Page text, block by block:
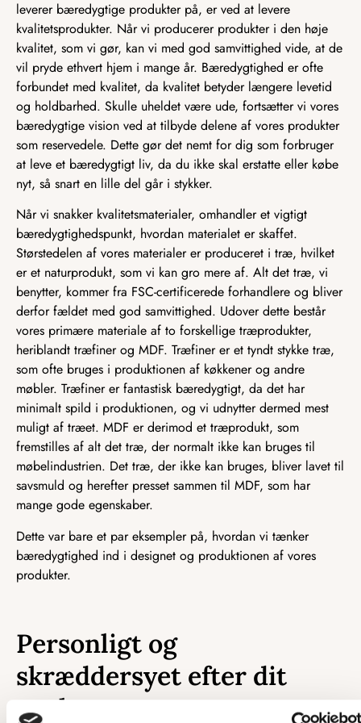
leverer bæredygtige produkter på, er ved at levere
kvalitetsprodukter. Når vi producerer produkter i den høje
kvalitet, som vi gør, kan vi med god samvittighed vide, at de
vil pryde ethvert hjem i mange år. Bæredygtighed er ofte
forbundet med kvalitet, da kvalitet betyder længere levetid
og holdbarhed. Skulle uheldet være ude, fortsætter vi vores
bæredygtige vision ved at tilbyde delene af vores produkter
som reservedele. Dette gør det nemt for dig som forbruger
at leve et bæredygtigt liv, da du ikke skal erstatte eller købe
nyt, så snart en lille del går i stykker.
Når vi snakker kvalitetsmaterialer, omhandler et vigtigt
bæredygtighedspunkt, hvordan materialet er skaffet.
Størstedelen af vores materialer er produceret i træ, hvilket
er et naturprodukt, som vi kan gro mere af. Alt det træ, vi
benytter, kommer fra FSC-certificerede forhandlere og bliver
derfor fældet med god samvittighed. Udover dette består
vores primære materiale af to forskellige træprodukter,
heriblandt træfiner og MDF. Træfiner er et tyndt stykke træ,
som ofte bruges i produktionen af køkkener og andre
møbler. Træfiner er fantastisk bæredygtigt, da det har
minimalt spild i produktionen, og vi udnytter dermed mest
muligt af træet. MDF er derimod et træprodukt, som
fremstilles af alt det træ, der normalt ikke kan bruges til
møbelindustrien. Det træ, der ikke kan bruges, bliver lavet til
savsmuld og herefter presset sammen til MDF, som har
mange gode egenskaber.
Dette var bare et par eksempler på, hvordan vi tænker
bæredygtighed ind i designet og produktionen af vores
produkter.
Personligt og
skræddersyet efter dit
ønske